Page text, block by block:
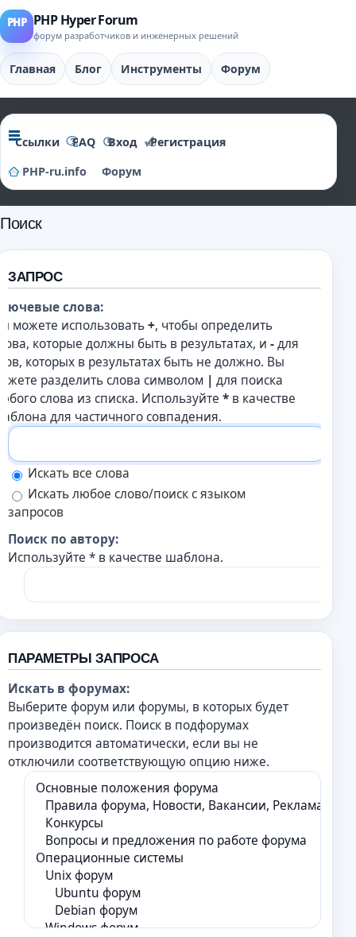
PHP Hyper Forum
форум разработчиков и инженерных решений
Главная Блог Инструменты Форум
Ссылки FAQ Вход
Регистрация
PHP-ru.info
Форум
Поиск
ЗАПРОС
слова:
можете использовать+, чтобы определить
которые должны быть в результатах, и -для
которых в результатах быть не должно. Вы
разделить слова символом | для поиска
слова из списка. Используйте * в качестве
для частичного совпадения.
Искать все слова
Искать любое слово/поиск с языком
запросов
Поиск по автору:
Используйте * в качестве шаблона.
ПАРАМЕТРЫ ЗАПРОСА
Искать в форумах:
Выберите форум или форумы, в которых будет
произведён поиск. Поиск в подфорумах
производится автоматически, если вы не
отключили соответствующую опцию ниже.